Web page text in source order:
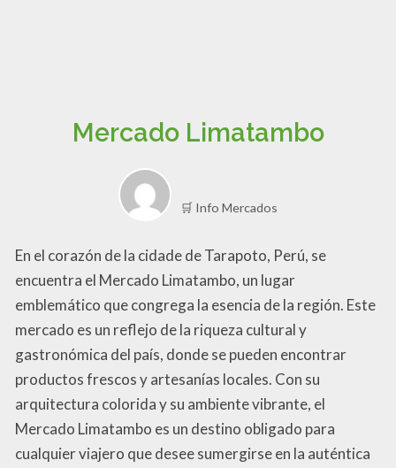
Mercado Limatambo
🛒 Info Mercados
En el corazón de la cidade de Tarapoto, Perú, se
encuentra el Mercado Limatambo, un lugar
emblemático que congrega la esencia de la región. Este
mercado es un reflejo de la riqueza cultural y
gastronómica del país, donde se pueden encontrar
productos frescos y artesanías locales. Con su
arquitectura colorida y su ambiente vibrante, el
Mercado Limatambo es un destino obligado para
cualquier viajero que desee sumergirse en la auténtica